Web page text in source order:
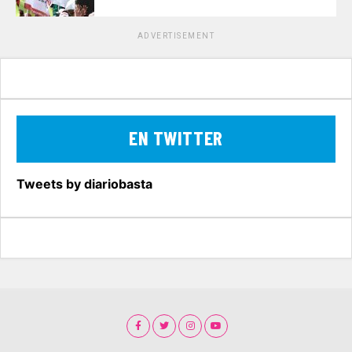
ADVERTISEMENT
EN TWITTER
Tweets by diariobasta